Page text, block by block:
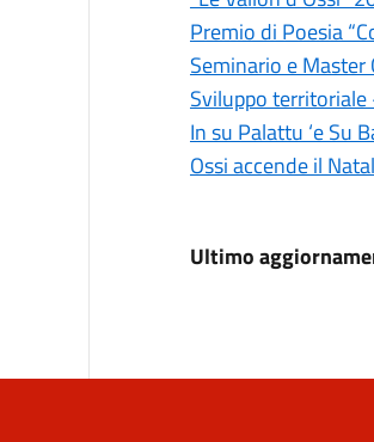
Premio di Poesia
Seminario e Master
Sviluppo
In su Palattu ‘e Su
Ossi accende il
Ultimo